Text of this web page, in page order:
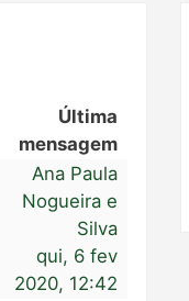
Última
mensagem
Ana Paula
Nogueira e
Silva
qui, 6 fev
2020, 12:42